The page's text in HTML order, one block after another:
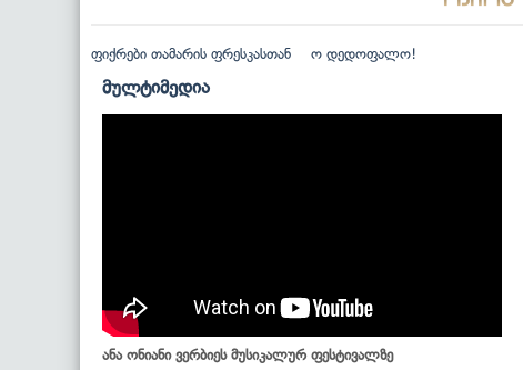
ფიქრები თამარის ფრესკასთან ო დედოფალო!
მულტიმედია
ანა ონიანი ვერბიეს მუსიკალურ ფესტივალზე